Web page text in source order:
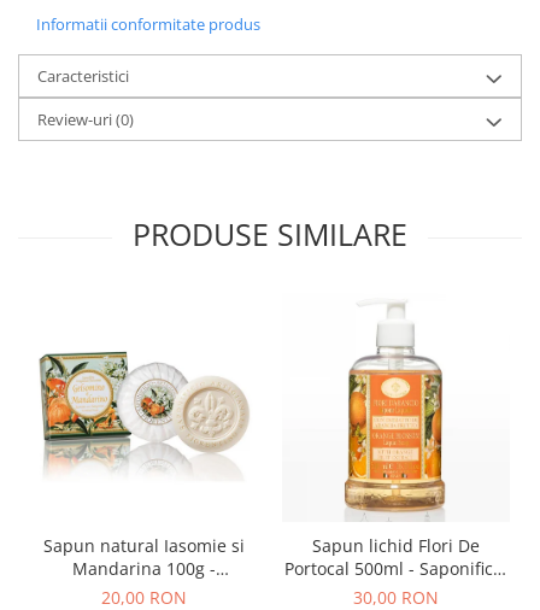
Informatii conformitate produs
Caracteristici
Review-uri(0)
PRODUSE SIMILARE
Sapun natural Iasomie si
Mandarina 100g -
Saponificio Artigianale
20,00 RON
Sapun lichid Flori De
Portocal 500ml - Saponificio
Artigianale Fiorentino
30,00 RON